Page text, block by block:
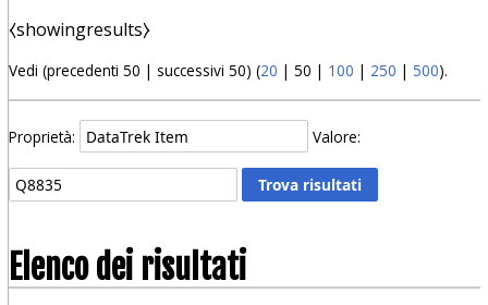
⧼showingresults⧽
Vedi (precedenti 50 | successivi 50) (20 | 50 | 100 | 250 | 500).
Proprietà: Valore:
Elenco dei risultati